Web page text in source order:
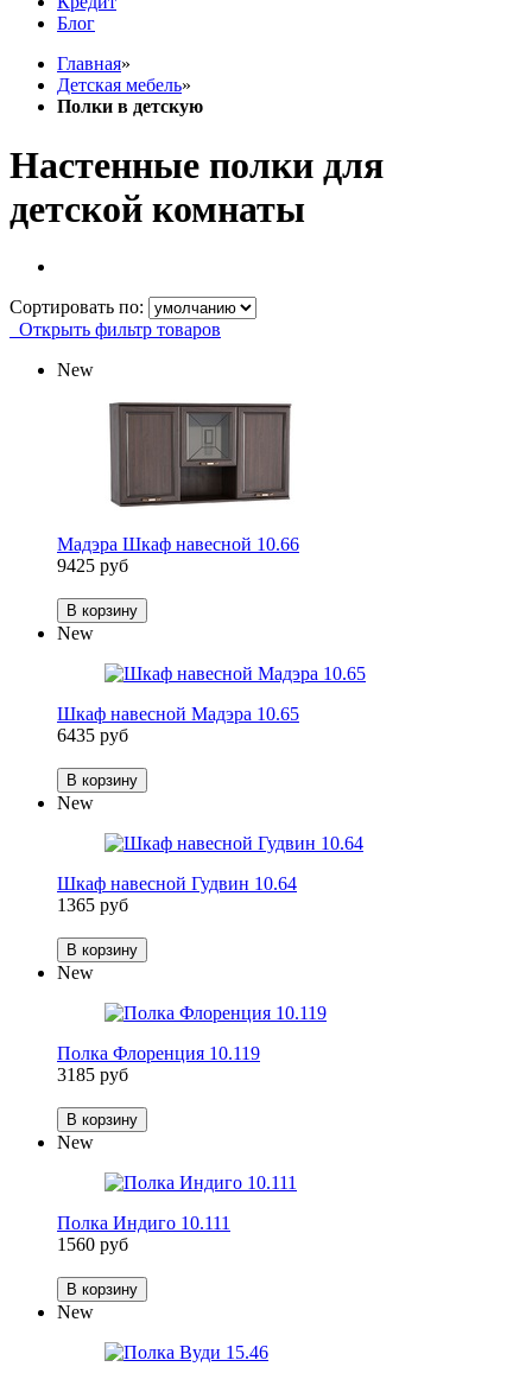
Блог
Главная»
Детская мебель»
Полки в детскую
Настенные полки для
детской комнаты
Сортировать по:
Открыть фильтр товаров
New
Мадэра Шкаф навесной 10.66
9425 руб
В корзину
New
Шкаф навесной Мадэра 10.65
6435 руб
В корзину
New
Шкаф навесной Гудвин 10.64
1365 руб
В корзину
New
Полка Флоренция 10.119
3185 руб
В корзину
New
Полка Индиго 10.111
1560 руб
В корзину
New